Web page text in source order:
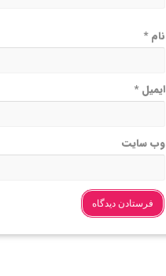
نام*
ایمیل*
وب‌ سایت